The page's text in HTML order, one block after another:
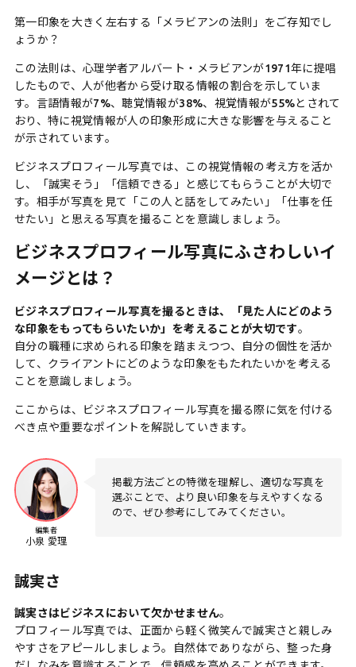
第一印象を大きく左右する「メラビアンの法則」をご存知でし
ょうか？
この法則は、心理学者アルバート・メラビアンが1971年に提唱
したもので、人が他者から受け取る情報の割合を示していま
す。言語情報が7%、聴覚情報が38%、視覚情報が55%とされて
おり、特に視覚情報が人の印象形成に大きな影響を与えること
が示されています。
ビジネスプロフィール写真では、この視覚情報の考え方を活か
し、「誠実そう」「信頼できる」と感じてもらうことが大切で
す。相手が写真を見て「この人と話をしてみたい」「仕事を任
せたい」と思える写真を撮ることを意識しましょう。
ビジネスプロフィール写真にふさわしいイ
メージとは？
ビジネスプロフィール写真を撮るときは、「見た人にどのよう
な印象をもってもらいたいか」を考えることが大切です。
自分の職種に求められる印象を踏まえつつ、自分の個性を活か
して、クライアントにどのような印象をもたれたいかを考える
ことを意識しましょう。
ここからは、ビジネスプロフィール写真を撮る際に気を付ける
べき点や重要なポイントを解説していきます。
編集者
小泉 愛理
掲載方法ごとの特徴を理解し、適切な写真を
選ぶことで、より良い印象を与えやすくなる
ので、ぜひ参考にしてみてください。
誠実さ
誠実さはビジネスにおいて欠かせません。
プロフィール写真では、正面から軽く微笑んで誠実さと親しみ
やすさをアピールしましょう。自然体でありながら、整った身